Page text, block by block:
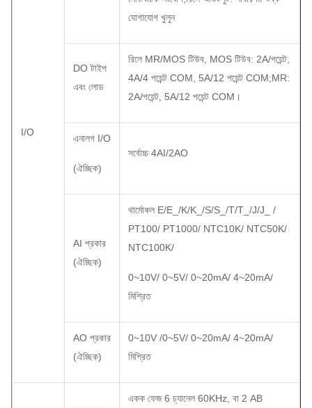
I/O
যোগাযোগ খুলুন
DO টাইপ
এবং লোড
রিলে MR/MOS টিউব, MOS টিউব: 2A/পয়েন্ট,
4A/4 পয়েন্ট COM, 5A/12 পয়েন্ট COM;MR:
2A/পয়েন্ট, 5A/12 পয়েন্ট COM।
এনালগ I/O
(ঐচ্ছিক)
সর্বোচ্চ 4AI/2AO
AI প্রকার
(ঐচ্ছিক)
থার্মোকল E/E_/K/K_/S/S_/T/T_/J/J_ /
PT100/ PT1000/ NTC10K/ NTC50K/
NTC100K/
0~10V/ 0~5V/ 0~20mA/ 4~20mA/
মিশ্রিত
AO প্রকার
(ঐচ্ছিক)
0~10V /0~5V/ 0~20mA/ 4~20mA/
মিশ্রিত
একক ফেজ 6 চ্যানেল 60KHz, বা 2 AB